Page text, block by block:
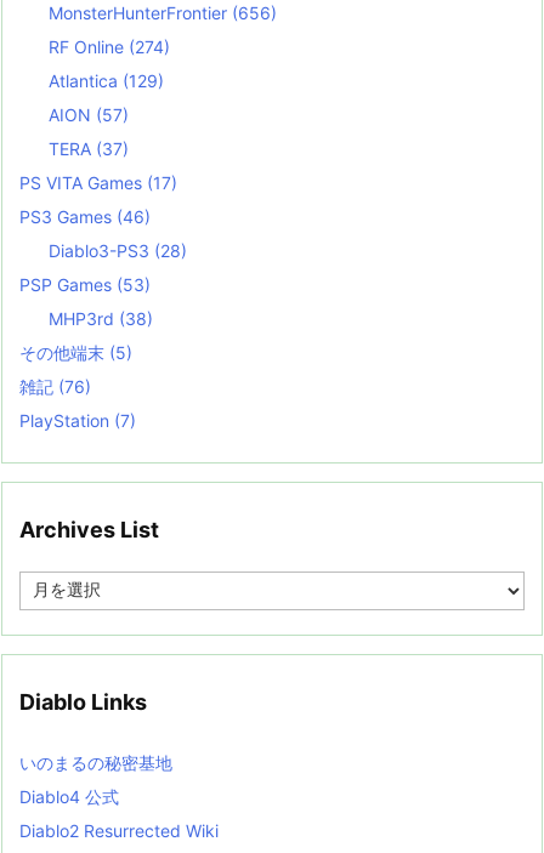
MonsterHunterFrontier (656)
RF Online (274)
Atlantica (129)
AION (57)
TERA (37)
PS VITA Games (17)
PS3 Games (46)
Diablo3-PS3 (28)
PSP Games (53)
MHP3rd (38)
その他端末 (5)
雑記 (76)
PlayStation (7)
Archives List
e
i
s
t
Diablo Links
いのまるの秘密基地
Diablo4 公式
Diablo2 Resurrected Wiki